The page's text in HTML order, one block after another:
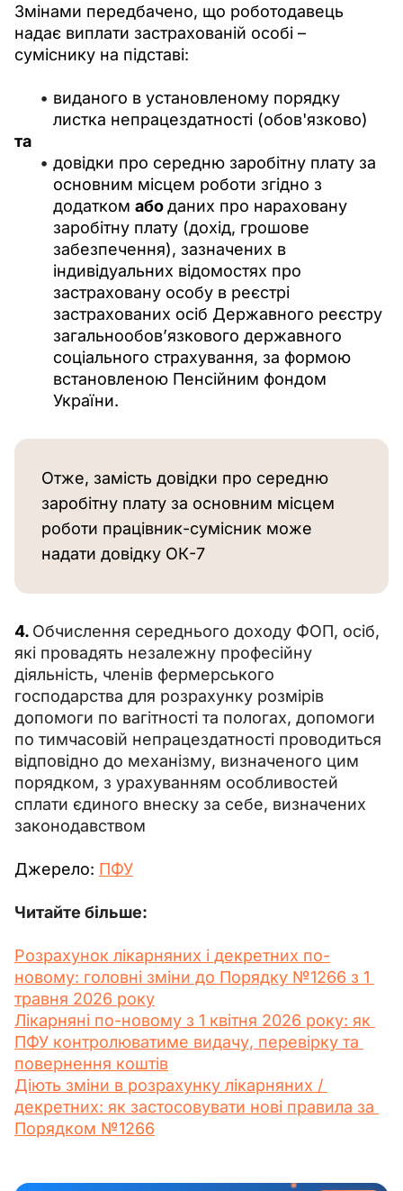
Змінами передбачено, що роботодавець
надає виплати застрахованій особі –
суміснику на підставі:
виданого в установленому порядку
листка непрацездатності (обов'язково)
та
довідки про середню заробітну плату за
основним місцем роботи згідно з
додатком абоданих про нараховану
заробітну плату (дохід, грошове
забезпечення), зазначених в
індивідуальних відомостях про
застраховану особу в реєстрі
застрахованих осіб Державного реєстру
загальнообов’язкового державного
соціального страхування, за формою
встановленою Пенсійним фондом
України.
Отже, замість довідки про середню
заробітну плату за основним місцем
роботи працівник-сумісник може
надати довідку ОК-7
4. Обчислення середнього доходу ФОП, осіб,
які провадять незалежну професійну
діяльність, членів фермерського
господарства для розрахунку розмірів
допомоги по вагітності та пологах, допомоги
по тимчасовій непрацездатності проводиться
відповідно до механізму, визначеного цим
порядком, з урахуванням особливостей
сплати єдиного внеску за себе, визначених
законодавством
Джерело: ПФУ
Читайте більше:
Розрахунок лікарняних і декретних по-
новому: головні зміни до Порядку №1266 з 1
травня 2026 року
Лікарняні по-новому з 1 квітня 2026 року: як
ПФУ контролюватиме видачу, перевірку та
повернення коштів
Діють зміни в розрахунку лікарняних /
декретних: як застосовувати нові правила за
Порядком №1266